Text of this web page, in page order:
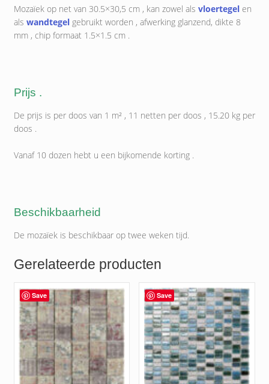
Mozaïek op net van 30.5×30,5 cm , kan zowel als vloertegelen
als wandtegelgebruikt worden , afwerking glanzend, dikte 8
mm , chip formaat 1.5×1.5 cm .
Prijs .
De prijs is per doos van 1 m² , 11 netten per doos , 15.20 kg per
doos .
Vanaf 10 dozen hebt u een bijkomende korting .
Beschikbaarheid
De mozaïek is beschikbaar op twee weken tijd.
Gerelateerde producten
Save Save